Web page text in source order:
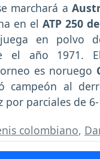
marchará a
en el ATP 250
en polvo
el año 1971.
es noruego
campeón al
por parciales de
colombiano,